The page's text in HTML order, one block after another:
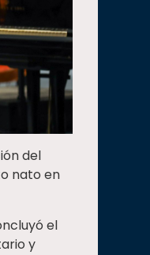
del
nato en
el
y